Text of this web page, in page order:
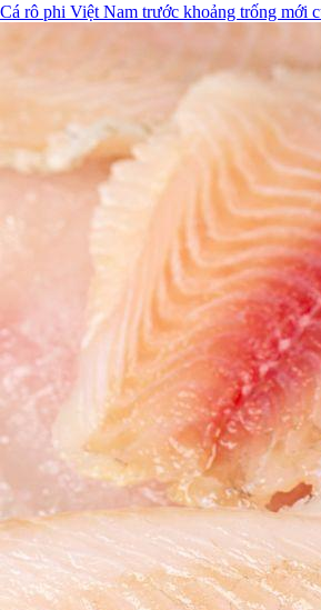
Cá rô phi Việt Nam trước khoảng trống mới